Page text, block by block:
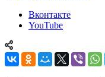
Вконтакте
YouTube